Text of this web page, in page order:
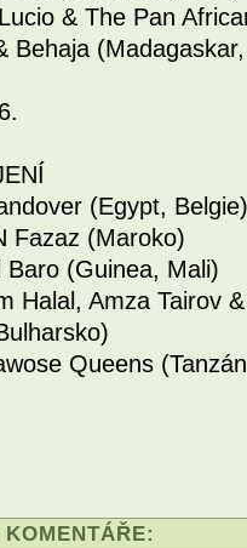
& The Pan
Behaja
(Egypt, Belgie)
Fazaz (Maroko)
Baro (Guinea, Mali)
Halal, Amza Tairov
Queens